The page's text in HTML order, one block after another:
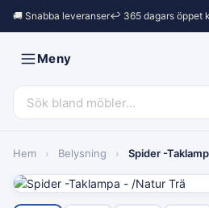
🚚 Snabba leveranser↩︎ 365 dagars öppet
Meny
Hem › Belysning › Spider -